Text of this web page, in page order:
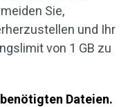
Sie,
und Ihr
von 1 GB zu
Dateien.